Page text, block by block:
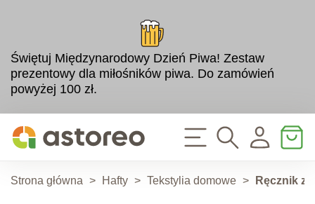
Świętuj Międzynarodowy Dzień Piwa! Zestaw
prezentowy dla miłośników piwa. Do zamówień
powyżej 100 zł.
Strona główna > Hafty > Tekstylia domowe > Ręcznik z